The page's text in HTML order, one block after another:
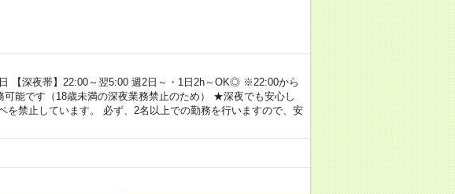
【深夜帯】22:00～翌5:00 週2日～・1日2h～OK◎ ※22:00から
可能です（18歳未満の深夜業務禁止のため） ★深夜でも安心し
禁止しています。 必ず、2名以上での勤務を行いますので、安